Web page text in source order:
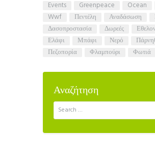
events greenpeace ocean
wwf
Πεντέλη αναδάσωση
δασοπροστασία
δωρεές
ελάφι
μπάφι νερό
πεζοπορία
φλαμπούρι φωτιά
Αναζήτηση